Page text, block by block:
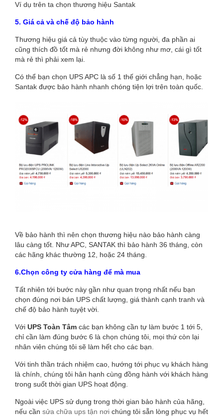
Ví dụ trên ta chọn thương hiệu Santak
5. Giá cả và chế độ bảo hành
Thương hiệu giá cả tùy thuộc vào từng người, đa phần ai
cũng thích đồ tốt mà rẻ nhưng đời không như mơ, cái gì tốt
mà rẻ thì phải xem lại.
Có thể bạn chọn UPS APC là số 1 thế giới chẳng hạn, hoặc
Santak được bảo hành nhanh chóng tiện lợi trên toàn quốc.
Về bảo hành thì nên chọn thương hiệu nào bảo hành càng
lâu càng tốt. Như APC, SANTAK thì bảo hành 36 tháng, còn
các hãng khác thường 12, hoặc 24 tháng.
6.Chọn công ty cửa hàng để mà mua
Tất nhiên tới bước này gần như quan trọng nhất nếu bạn
chọn đúng nơi bán UPS chất lượng, giá thành cạnh tranh và
chế độ bảo hành tuyệt vời.
Với UPS Toàn Tâm các bạn không cần tự làm bước 1 tới 5,
chỉ cần làm đúng bước 6 là chọn chúng tôi, mọi thứ còn lại
nhân viên chúng tôi sẽ làm hết cho các bạn.
Với tinh thần trách nhiệm cao, hướng tới phục vụ khách hàng
là chính, chúng tôi hân hạnh cùng đồng hành với khách hàng
trong suốt thời gian UPS hoạt động.
Ngoài việc UPS sử dụng trong thời gian bảo hành của hãng,
nếu cần sửa chữa ups tận nơi chúng tôi sẵn lòng phục vụ hết